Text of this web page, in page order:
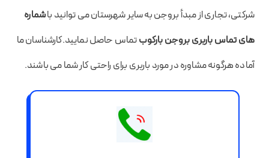
شرکتی، تجاری از مبدأ بروجن به سایر شهرستان می توانید باشماره
های تماس باربری بروجن بارکوبتماس حاصل نمایید.کارشناسان ما
آماده هرگونه مشاوره در مورد باربری برای راحتی کار شما می باشند.